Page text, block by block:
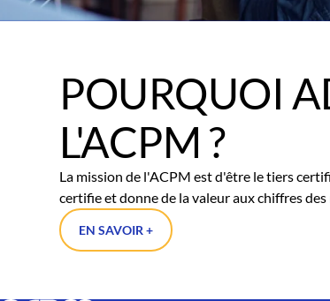
POURQUOI
L'ACPM ?
La mission de l'ACPM est d'être le tiers
certifie et donne de la valeur aux chiffres des
EN SAVOIR +